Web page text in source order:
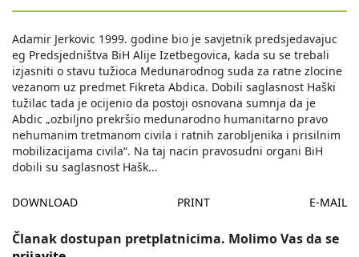
Adamir Jerkovic 1999. godine bio je savjetnik predsjedavajuc
eg Predsjedništva BiH Alije Izetbegovica, kada su se trebali
izjasniti o stavu tužioca Medunarodnog suda za ratne zlocine
vezanom uz predmet Fikreta Abdica. Dobili saglasnost Haški
tužilac tada je ocijenio da postoji osnovana sumnja da je
Abdic „ozbiljno prekršio medunarodno humanitarno pravo
nehumanim tretmanom civila i ratnih zarobljenika i prisilnim
mobilizacijama civila“. Na taj nacin pravosudni organi BiH
dobili su saglasnost Hašk...
DOWNLOAD PRINT E-MAIL
Članak dostupan pretplatnicima. Molimo Vas da se